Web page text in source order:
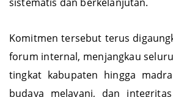
Komitmen tersebut terus
forum internal, menjangkau
tingkat kabupaten hingga